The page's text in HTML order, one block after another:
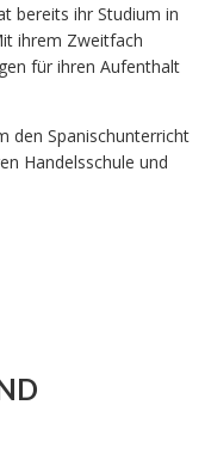
bereits ihr Studium in
ihrem Zweitfach
für ihren Aufenthalt
den Spanischunterricht
Handelsschule und